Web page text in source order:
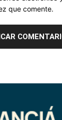
que comente.